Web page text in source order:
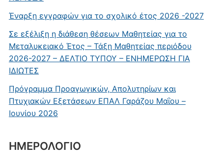
Έναρξη εγγραφών για το σχολικό έτος 2026 -2027
Σε εξέλιξη η διάθεση θέσεων Μαθητείας για το
Μεταλυκειακό Έτος – Τάξη Μαθητείας περιόδου
2026-2027 – ΔΕΛΤΙΟ ΤΥΠΟΥ – ΕΝΗΜΕΡΩΣΗ ΓΙΑ
ΙΔΙΩΤΕΣ
Πρόγραμμα Προαγωγικών, Απολυτηρίων και
Πτυχιακών Εξετάσεων ΕΠΑΛ Γαράζου Μαΐου –
Ιουνίου 2026
ΗΜΕΡΟΛΟΓΙΟ